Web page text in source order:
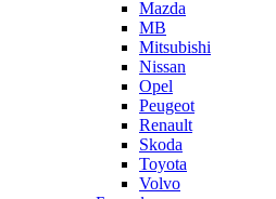
Mazda
MB
Mitsubishi
Nissan
Opel
Peugeot
Renault
Skoda
Toyota
Volvo